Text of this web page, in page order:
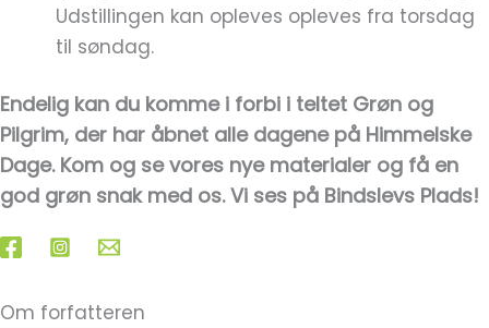
Udstillingen kan opleves opleves fra torsdag
til søndag.
Endelig kan du komme i forbi i teltet Grøn og
Pilgrim, der har åbnet alle dagene på Himmelske
Dage. Kom og se vores nye materialer og få en
god grøn snak med os. Vi ses på Bindslevs Plads!
Om forfatteren